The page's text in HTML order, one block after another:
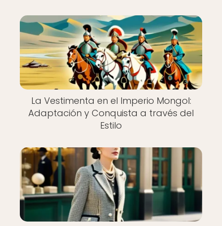
La Vestimenta en el Imperio Mongol:
Adaptación y Conquista a través del
Estilo